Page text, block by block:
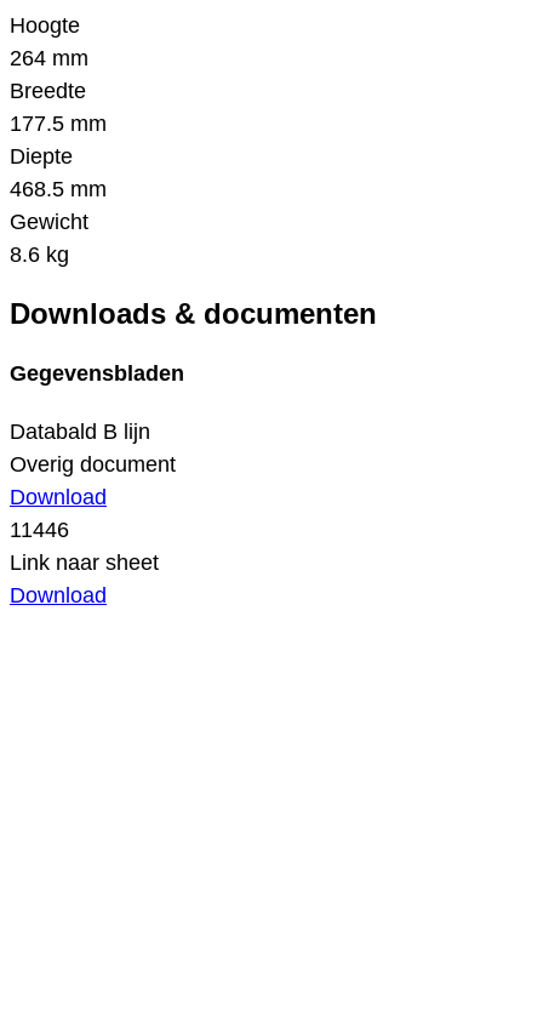
Hoogte
264 mm
Breedte
177.5 mm
Diepte
468.5 mm
Gewicht
8.6 kg
Downloads & documenten
Gegevensbladen
Databald B lijn
Overig document
Download
11446
Link naar sheet
Download